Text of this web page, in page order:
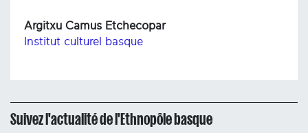
Argitxu Camus Etchecopar
Institut culturel basque
Suivez l'actualité de l'Ethnopôle basque